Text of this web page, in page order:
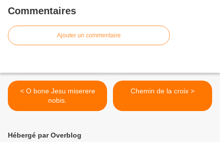
Commentaires
Ajouter un commentaire
< O bone Jesu miserere
nobis.
Chemin de la croix >
Hébergé par Overblog